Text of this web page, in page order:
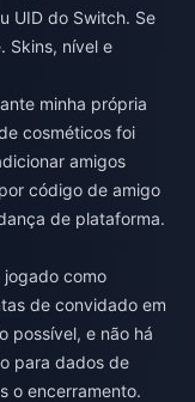
UID do Switch. Se
Skins, nível e
minha própria
cosméticos foi
amigos
código de amigo
de plataforma.
jogado como
de convidado em
possível, e não há
para dados de
o encerramento.